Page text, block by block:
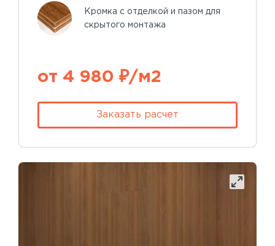
Кромка с отделкой и пазом для
скрытого монтажа
от 4 980 ₽/м2
Заказать расчет